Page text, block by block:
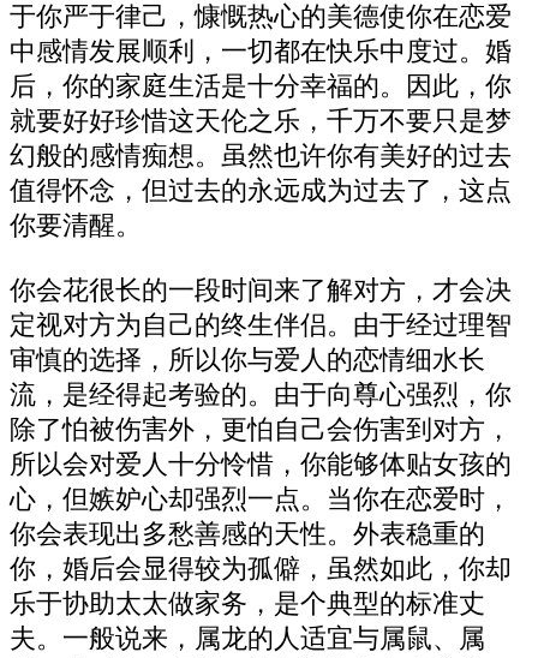
于你严于律己，慷慨热心的美德使你在恋爱
中感情发展顺利，一切都在快乐中度过。婚
后，你的家庭生活是十分幸福的。因此，你
就要好好珍惜这天伦之乐，千万不要只是梦
幻般的感情痴想。虽然也许你有美好的过去
值得怀念，但过去的永远成为过去了，这点
你要清醒。
你会花很长的一段时间来了解对方，才会决
定视对方为自己的终生伴侣。由于经过理智
审慎的选择，所以你与爱人的恋情细水长
流，是经得起考验的。由于向尊心强烈，你
除了怕被伤害外，更怕自己会伤害到对方，
所以会对爱人十分怜惜，你能够体贴女孩的
心，但嫉妒心却强烈一点。当你在恋爱时，
你会表现出多愁善感的天性。外表稳重的
你，婚后会显得较为孤僻，虽然如此，你却
乐于协助太太做家务，是个典型的标准丈
夫。一般说来，属龙的人适宜与属鼠、属